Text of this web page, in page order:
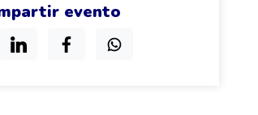
evento